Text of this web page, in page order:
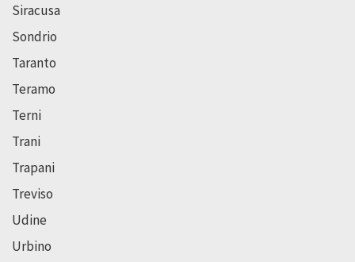
Siracusa
Sondrio
Taranto
Teramo
Terni
Trani
Trapani
Treviso
Udine
Urbino